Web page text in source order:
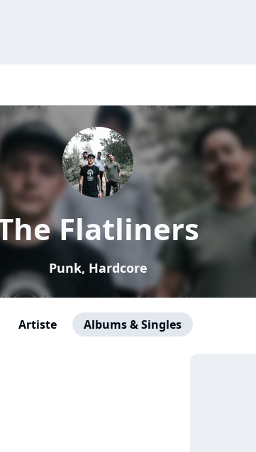
Flatliners
Punk, Hardcore
Artiste Albums & Singles